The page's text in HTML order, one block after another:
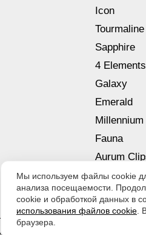
Icon
Sapphire
4 Elements
Galaxy
Emerald
Millennium
Fauna
Aurum
Мы используем файлы cookie
анализа посещаемости.
cookie и обработкой данных в
использования файлов cookie .
браузера.